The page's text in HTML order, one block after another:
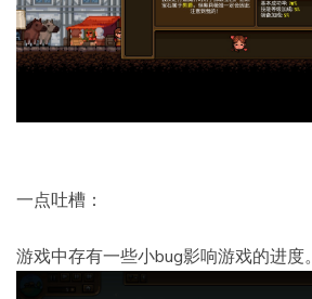
一点吐槽：
游戏中存有一些小bug影响游戏的进度。